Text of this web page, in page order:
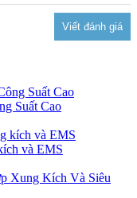
Suất Cao
và EMS